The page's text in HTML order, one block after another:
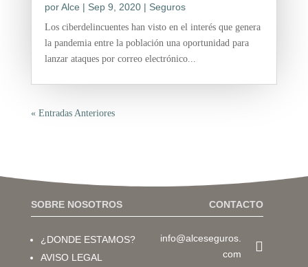
porAlce | Sep 9, 2020| Seguros
Los ciberdelincuentes han visto en el interés que genera
la pandemia entre la población una oportunidad para
lanzar ataques por correo electrónico...
« Entradas Anteriores
SOBRE NOSOTROS
¿DONDE ESTAMOS?
AVISO LEGAL
CONTACTO

info@alceseguros.
com